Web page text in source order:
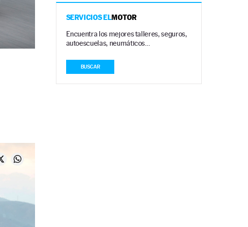
SERVICIOS ELMOTOR
Encuentra los mejores talleres, seguros,
autoescuelas, neumáticos…
BUSCAR